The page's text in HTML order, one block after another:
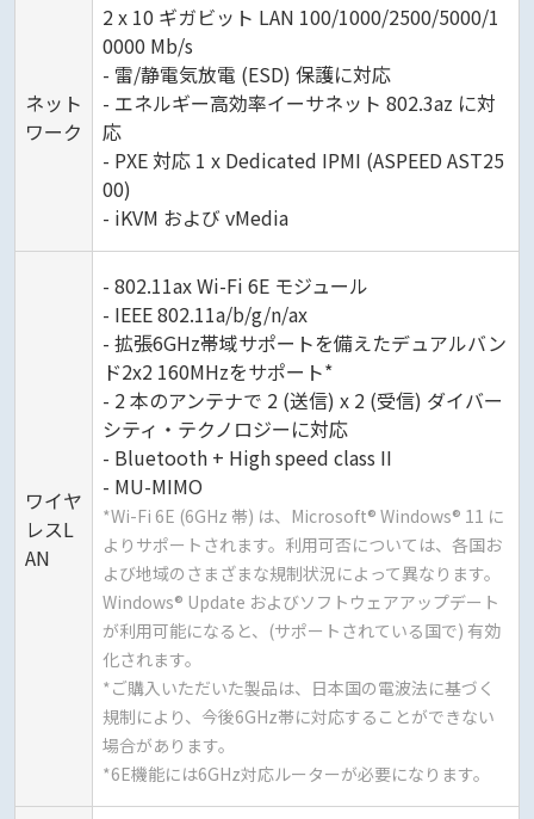
ネット
ワーク
2 x 10 ギガビット LAN 100/1000/2500/5000/1
0000 Mb/s
- 雷/静電気放電 (ESD) 保護に対応
- エネルギー高効率イーサネット 802.3az に対
応
- PXE 対応 1 x Dedicated IPMI (ASPEED AST25
00)
- iKVM および vMedia
ワイヤ
レスL
AN
- 802.11ax Wi-Fi 6E モジュール
- IEEE 802.11a/b/g/n/ax
- 拡張6GHz帯域サポートを備えたデュアルバン
ド2x2 160MHzをサポート*
- 2 本のアンテナで 2 (送信) x 2 (受信) ダイバー
シティ・テクノロジーに対応
- Bluetooth + High speed class II
- MU-MIMO
*Wi-Fi 6E (6GHz 帯) は、Microsoft® Windows® 11 に
よりサポートされます。利用可否については、各国お
よび地域のさまざまな規制状況によって異なります。
Windows® Update およびソフトウェアアップデート
が利用可能になると、(サポートされている国で) 有効
化されます。
*ご購入いただいた製品は、日本国の電波法に基づく
規制により、今後6GHz帯に対応することができない
場合があります。
*6E機能には6GHz対応ルーターが必要になります。